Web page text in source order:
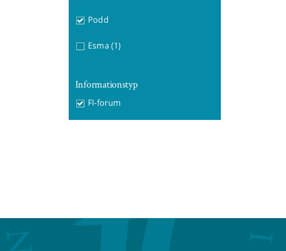
Podd
Esma (1)
Informationstyp
FI-forum